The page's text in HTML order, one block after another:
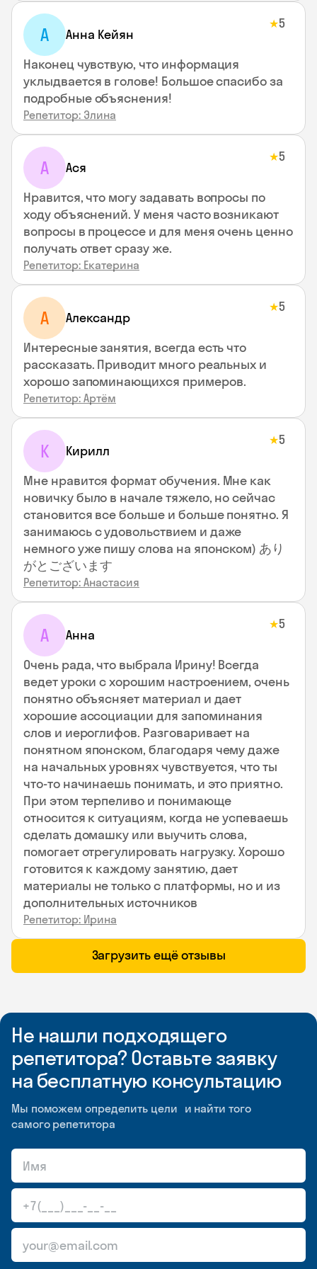
А Анна Кейян
★5
Наконец чувствую, что информация
уклыдвается в голове! Большое спасибо за
подробные объяснения!
Репетитор: Элина
А Ася
★5
Нравится, что могу задавать вопросы по
ходу объяснений. У меня часто возникают
вопросы в процессе и для меня очень ценно
получать ответ сразу же.
Репетитор: Екатерина
А Александр
★5
Интересные занятия, всегда есть что
рассказать. Приводит много реальных и
хорошо запоминающихся примеров.
Репетитор: Артём
К Кирилл
★5
Мне нравится формат обучения. Мне как
новичку было в начале тяжело, но сейчас
становится все больше и больше понятно. Я
занимаюсь с удовольствием и даже
немного уже пишу слова на японском) あり
がとございます
Репетитор: Анастасия
А Анна
★5
Очень рада, что выбрала Ирину! Всегда
ведет уроки с хорошим настроением, очень
понятно объясняет материал и дает
хорошие ассоциации для запоминания
слов и иероглифов. Разговаривает на
понятном японском, благодаря чему даже
на начальных уровнях чувствуется, что ты
что-то начинаешь понимать, и это приятно.
При этом терпеливо и понимающе
относится к ситуациям, когда не успеваешь
сделать домашку или выучить слова,
помогает отрегулировать нагрузку. Хорошо
готовится к каждому занятию, дает
материалы не только с платформы, но и из
дополнительных источников
Репетитор: Ирина
Загрузить ещё отзывы
Не нашли подходящего
репетитора? Оставьте заявку
на бесплатную консультацию
Мы поможем определить цели и найти того
самого репетитора